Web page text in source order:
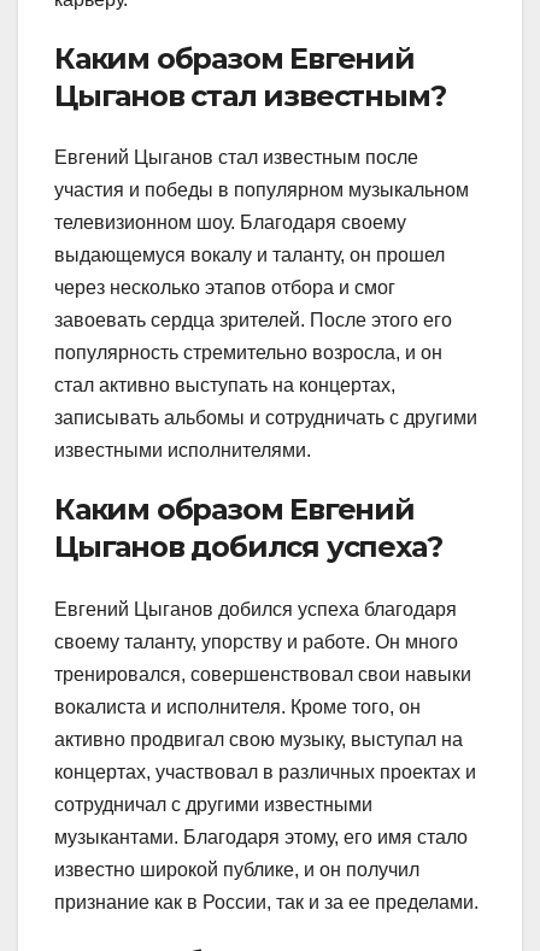
Каким образом Евгений
Цыганов стал известным?
Евгений Цыганов стал известным после
участия и победы в популярном музыкальном
телевизионном шоу. Благодаря своему
выдающемуся вокалу и таланту, он прошел
через несколько этапов отбора и смог
завоевать сердца зрителей. После этого его
популярность стремительно возросла, и он
стал активно выступать на концертах,
записывать альбомы и сотрудничать с другими
известными исполнителями.
Каким образом Евгений
Цыганов добился успеха?
Евгений Цыганов добился успеха благодаря
своему таланту, упорству и работе. Он много
тренировался, совершенствовал свои навыки
вокалиста и исполнителя. Кроме того, он
активно продвигал свою музыку, выступал на
концертах, участвовал в различных проектах и
сотрудничал с другими известными
музыкантами. Благодаря этому, его имя стало
известно широкой публике, и он получил
признание как в России, так и за ее пределами.